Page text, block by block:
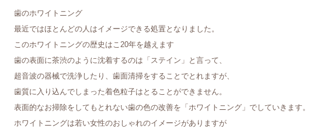
歯のホワイトニング
最近ではほとんどの人はイメージできる処置となりました。
このホワイトニングの歴史はこ20年を越えます
歯の表面に茶渋のように沈着するのは「ステイン」と言って、
超音波の器械で洗浄したり、歯面清掃をすることでとれますが、
歯質に入り込んでしまった着色粒子はとることができません。
表面的なお掃除をしてもとれない歯の色の改善を「ホワイトニング」でしていきます。
ホワイトニングは若い女性のおしゃれのイメージがありますが